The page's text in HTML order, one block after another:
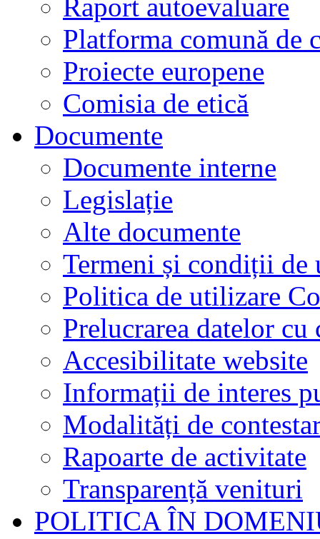
Raport autoevaluare
Platforma comună de
Proiecte europene
Comisia de etică
Documente
Documente interne
Legislație
Alte documente
Termeni și condiții de
Politica de utilizare
Prelucrarea datelor cu
Accesibilitate website
Informații de interes
Modalități de
Rapoarte de activitate
Transparență venituri
POLITICA ÎN